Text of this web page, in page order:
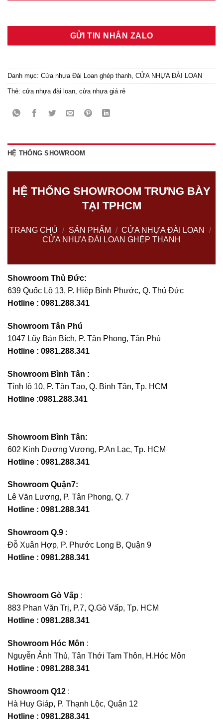
GỬI TIN NHẮN ZALO
Danh mục: Cửa nhựa Đài Loan ghép thanh, CỬA NHỰA ĐÀI LOAN
Thẻ: cửa nhựa đài loan, cửa nhựa giá rẻ
HỆ THỐNG SHOWROOM
HỆ THỐNG SHOWROOM TRƯNG BÀY
TẠI TPHCM
TRANG CHỦ / SẢN PHẨM / CỬA NHỰA ĐÀI LOAN
/
CỬA NHỰA ĐÀI LOAN GHÉP THANH
Showroom Thủ Đức:
639 Quốc Lộ 13, P. Hiệp Bình Phước, Q. Thủ Đức
Hotline : 0981.288.341
Showroom Tân Phú
1047 Lũy Bán Bích, P. Tân Phong, Tân Phú
Hotline : 0981.288.341
Showroom Bình Tân :
Tỉnh lộ 10, P. Tân Tạo, Q. Bình Tân, Tp. HCM
Hotline :0981.288.341
Showroom Bình Tân:
602 Kinh Dương Vương, P.An Lạc, Tp. HCM
Hotline : 0981.288.341
Showroom Quận7:
Lê Văn Lương, P. Tân Phong, Q. 7
Hotline : 0981.288.341
Showroom Q.9 :
Đỗ Xuân Hợp, P. Phước Long B, Quận 9
Hotline : 0981.288.341
Showroom Gò Vấp :
883 Phan Văn Trị, P.7, Q.Gò Vấp, Tp. HCM
Hotline : 0981.288.341
Showroom Hóc Môn :
Nguyễn Ảnh Thủ, Tân Thới Tam Thôn, H.Hóc Môn
Hotline : 0981.288.341
Showroom Q12 :
Hà Huy Giáp, P. Thạnh Lộc, Quận 12
Hotline : 0981.288.341